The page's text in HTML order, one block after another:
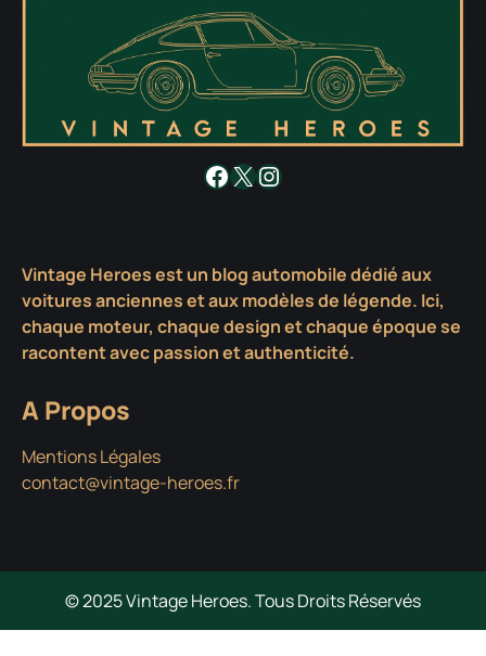
Facebook
X Instagram
Vintage Heroes est un blog automobile dédié aux
voitures anciennes et aux modèles de légende. Ici,
chaque moteur, chaque design et chaque époque se
racontent avec passion et authenticité.
A Propos
Mentions Légales
contact@vintage-heroes.fr
© 2025 Vintage Heroes. Tous Droits Réservés